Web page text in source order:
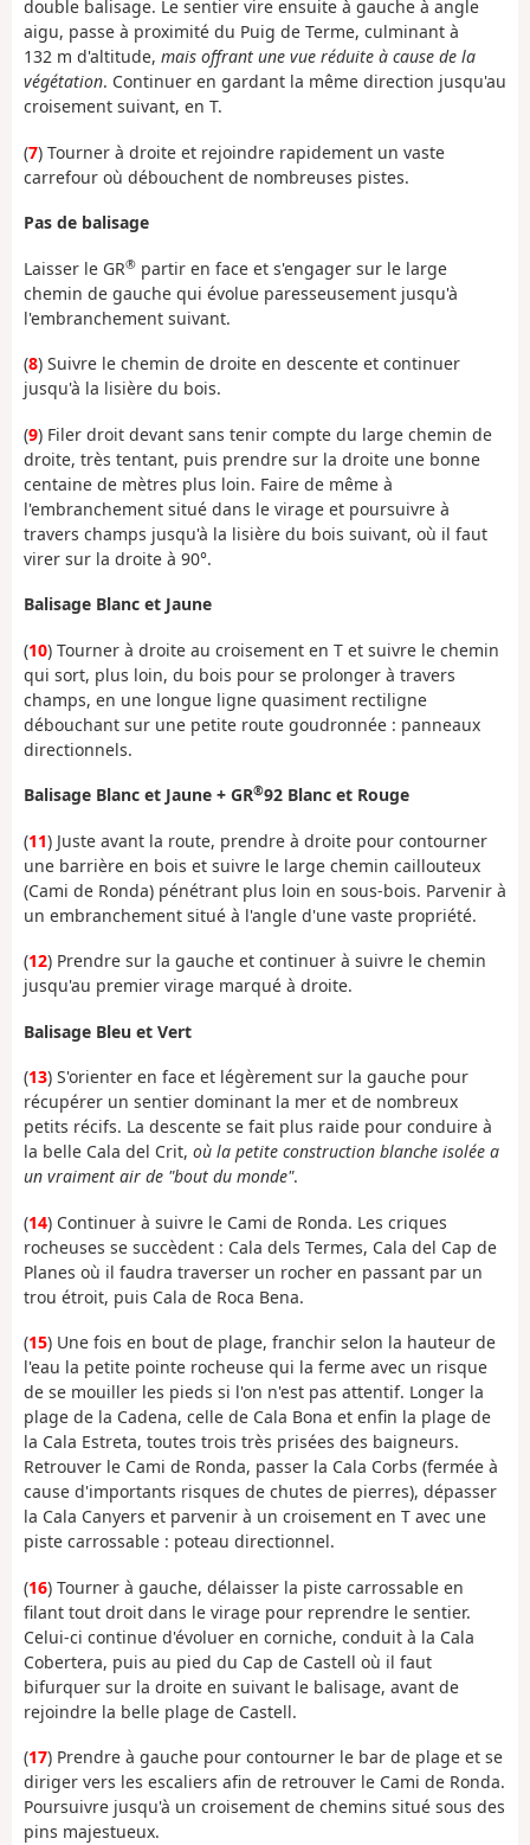
double balisage. Le sentier vire ensuite à gauche à angle
aigu, passe à proximité du Puig de Terme, culminant à
132 m d'altitude, mais offrant une vue réduite à cause de la
végétation. Continuer en gardant la même direction jusqu'au
croisement suivant, en T.
(7) Tourner à droite et rejoindre rapidement un vaste
carrefour où débouchent de nombreuses pistes.
Pas de balisage
Laisser le GR® partir en face et s'engager sur le large
chemin de gauche qui évolue paresseusement jusqu'à
l'embranchement suivant.
(8) Suivre le chemin de droite en descente et continuer
jusqu'à la lisière du bois.
(9) Filer droit devant sans tenir compte du large chemin de
droite, très tentant, puis prendre sur la droite une bonne
centaine de mètres plus loin. Faire de même à
l'embranchement situé dans le virage et poursuivre à
travers champs jusqu'à la lisière du bois suivant, où il faut
virer sur la droite à 90°.
Balisage Blanc et Jaune
(10) Tourner à droite au croisement en T et suivre le chemin
qui sort, plus loin, du bois pour se prolonger à travers
champs, en une longue ligne quasiment rectiligne
débouchant sur une petite route goudronnée : panneaux
directionnels.
Balisage Blanc et Jaune + GR®92 Blanc et Rouge
(11) Juste avant la route, prendre à droite pour contourner
une barrière en bois et suivre le large chemin caillouteux
(Cami de Ronda) pénétrant plus loin en sous-bois. Parvenir à
un embranchement situé à l'angle d'une vaste propriété.
(12) Prendre sur la gauche et continuer à suivre le chemin
jusqu'au premier virage marqué à droite.
Balisage Bleu et Vert
(13) S'orienter en face et légèrement sur la gauche pour
récupérer un sentier dominant la mer et de nombreux
petits récifs. La descente se fait plus raide pour conduire à
la belle Cala del Crit, où la petite construction blanche isolée a
un vraiment air de "bout du monde".
(14) Continuer à suivre le Cami de Ronda. Les criques
rocheuses se succèdent : Cala dels Termes, Cala del Cap de
Planes où il faudra traverser un rocher en passant par un
trou étroit, puis Cala de Roca Bena.
(15) Une fois en bout de plage, franchir selon la hauteur de
l'eau la petite pointe rocheuse qui la ferme avec un risque
de se mouiller les pieds si l'on n'est pas attentif. Longer la
plage de la Cadena, celle de Cala Bona et enfin la plage de
la Cala Estreta, toutes trois très prisées des baigneurs.
Retrouver le Cami de Ronda, passer la Cala Corbs (fermée à
cause d'importants risques de chutes de pierres), dépasser
la Cala Canyers et parvenir à un croisement en T avec une
piste carrossable : poteau directionnel.
(16) Tourner à gauche, délaisser la piste carrossable en
filant tout droit dans le virage pour reprendre le sentier.
Celui-ci continue d'évoluer en corniche, conduit à la Cala
Cobertera, puis au pied du Cap de Castell où il faut
bifurquer sur la droite en suivant le balisage, avant de
rejoindre la belle plage de Castell.
(17) Prendre à gauche pour contourner le bar de plage et se
diriger vers les escaliers afin de retrouver le Cami de Ronda.
Poursuivre jusqu'à un croisement de chemins situé sous des
pins majestueux.